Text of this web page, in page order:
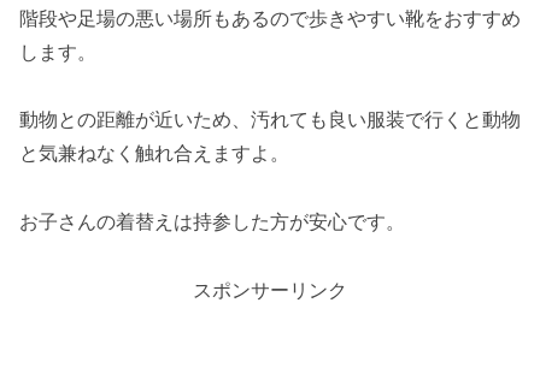
階段や足場の悪い場所もあるので歩きやすい靴をおすすめ
します。
動物との距離が近いため、汚れても良い服装で行くと動物
と気兼ねなく触れ合えますよ。
お子さんの着替えは持参した方が安心です。
スポンサーリンク